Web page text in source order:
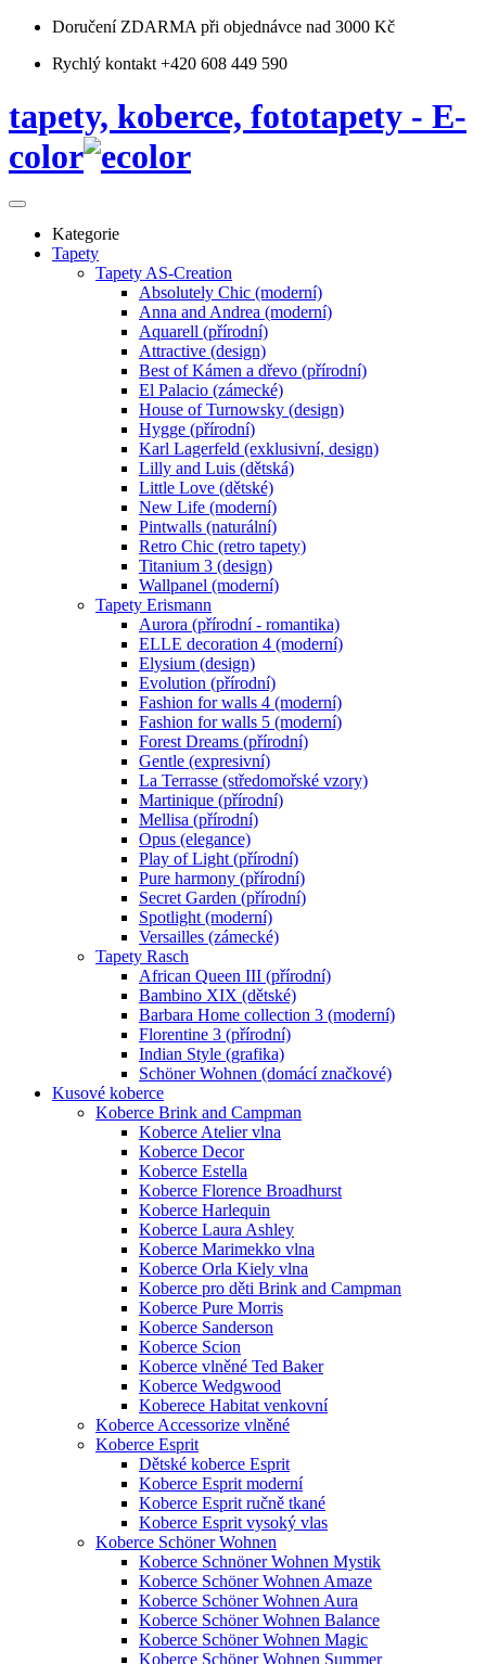
Doručení ZDARMA při objednávce nad 3000 Kč
Rychlý kontakt +420 608 449 590
tapety, koberce, fototapety - E-
color
Kategorie
Tapety
Tapety AS-Creation
Absolutely Chic (moderní)
Anna and Andrea (moderní)
Aquarell (přírodní)
Attractive (design)
Best of Kámen a dřevo (přírodní)
El Palacio (zámecké)
House of Turnowsky (design)
Hygge (přírodní)
Karl Lagerfeld (exklusivní, design)
Lilly and Luis (dětská)
Little Love (dětské)
New Life (moderní)
Pintwalls (naturální)
Retro Chic (retro tapety)
Titanium 3 (design)
Wallpanel (moderní)
Tapety Erismann
Aurora (přírodní - romantika)
ELLE decoration 4 (moderní)
Elysium (design)
Evolution (přírodní)
Fashion for walls 4 (moderní)
Fashion for walls 5 (moderní)
Forest Dreams (přírodní)
Gentle (expresivní)
La Terrasse (středomořské vzory)
Martinique (přírodní)
Mellisa (přírodní)
Opus (elegance)
Play of Light (přírodní)
Pure harmony (přírodní)
Secret Garden (přírodní)
Spotlight (moderní)
Versailles (zámecké)
Tapety Rasch
African Queen III (přírodní)
Bambino XIX (dětské)
Barbara Home collection 3 (moderní)
Florentine 3 (přírodní)
Indian Style (grafika)
Schöner Wohnen (domácí značkové)
Kusové koberce
Koberce Brink and Campman
Koberce Atelier vlna
Koberce Decor
Koberce Estella
Koberce Florence Broadhurst
Koberce Harlequin
Koberce Laura Ashley
Koberce Marimekko vlna
Koberce Orla Kiely vlna
Koberce pro děti Brink and Campman
Koberce Pure Morris
Koberce Sanderson
Koberce Scion
Koberce vlněné Ted Baker
Koberce Wedgwood
Koberece Habitat venkovní
Koberce Accessorize vlněné
Koberce Esprit
Dětské koberce Esprit
Koberce Esprit moderní
Koberce Esprit ručně tkané
Koberce Esprit vysoký vlas
Koberce Schöner Wohnen
Koberce Schnöner Wohnen Mystik
Koberce Schöner Wohnen Amaze
Koberce Schöner Wohnen Aura
Koberce Schöner Wohnen Balance
Koberce Schöner Wohnen Magic
Koberce Schöner Wohnen Summer